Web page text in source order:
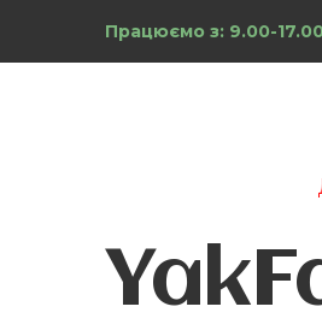
Працюємо з: 9.00-17.00